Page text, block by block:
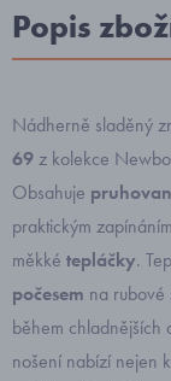
Popis
Nádherně sladěný
69z kolekce
Obsahuje
praktickým
měkké tepláčky.
počesem na rubové
během chladnějších
nošení nabízí nejen